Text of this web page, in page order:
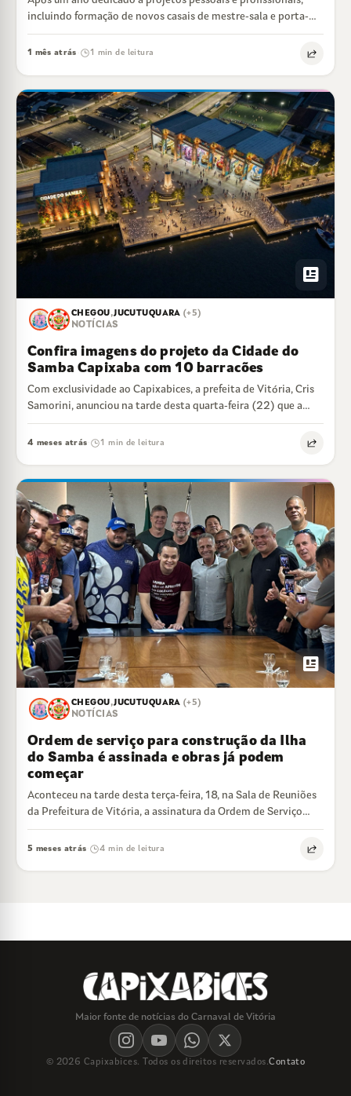
incluindo formação de novos casais de mestre-sala e porta-
bandeira, o mestre-sala Kleyson Faria…
1 mês atrás 1 min de leitura
newsmode
CHEGOU,JUCUTUQUARA (+5)
NOTÍCIAS
Confira imagens do projeto da Cidade do
Samba Capixaba com 10 barracões
Com exclusividade ao Capixabices, a prefeita de Vitória, Cris
Samorini, anunciou na tarde desta quarta-feira (22) que a
Cidade do Samba Capixaba…
4 meses atrás 1 min de leitura
newsmode
CHEGOU,JUCUTUQUARA (+5)
NOTÍCIAS
Ordem de serviço para construção da Ilha
do Samba é assinada e obras já podem
começar
Aconteceu na tarde desta terça-feira, 18, na Sala de Reuniões
da Prefeitura de Vitória, a assinatura da Ordem de Serviço
para construção…
5 meses atrás 4 min de leitura
Maior fonte de notícias do Carnaval de Vitória
© 2026 Capixabices. Todos os direitos reservados.Contato